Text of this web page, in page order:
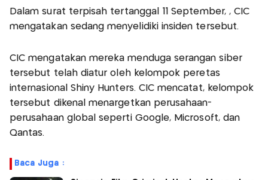
Dalam surat terpisah tertanggal 11 September, , CIC
mengatakan sedang menyelidiki insiden tersebut.
CIC mengatakan mereka menduga serangan siber
tersebut telah diatur oleh kelompok peretas
internasional Shiny Hunters. CIC mencatat, kelompok
tersebut dikenal menargetkan perusahaan-
perusahaan global seperti Google, Microsoft, dan
Qantas.
Baca Juga :